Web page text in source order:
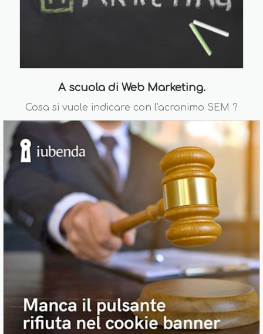
A scuola di Web Marketing.
Cosa si vuole indicare con l'acronimo SEM ?